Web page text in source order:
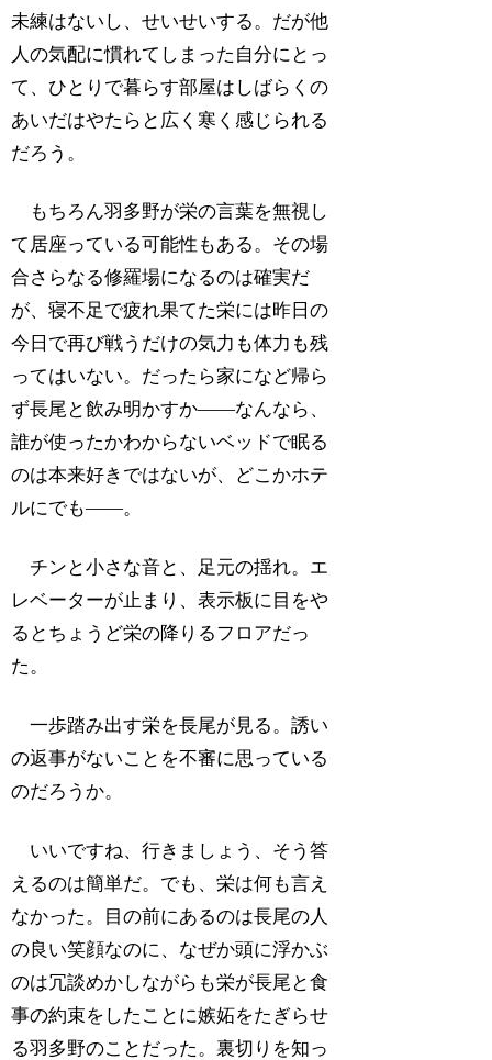
未練はないし、せいせいする。だが他
人の気配に慣れてしまった自分にとっ
て、ひとりで暮らす部屋はしばらくの
あいだはやたらと広く寒く感じられる
だろう。
もちろん羽多野が栄の言葉を無視し
て居座っている可能性もある。その場
合さらなる修羅場になるのは確実だ
が、寝不足で疲れ果てた栄には昨日の
今日で再び戦うだけの気力も体力も残
ってはいない。だったら家になど帰ら
ず長尾と飲み明かすか――なんなら、
誰が使ったかわからないベッドで眠る
のは本来好きではないが、どこかホテ
ルにでも――。
チンと小さな音と、足元の揺れ。エ
レベーターが止まり、表示板に目をや
るとちょうど栄の降りるフロアだっ
た。
一歩踏み出す栄を長尾が見る。誘い
の返事がないことを不審に思っている
のだろうか。
いいですね、行きましょう、そう答
えるのは簡単だ。でも、栄は何も言え
なかった。目の前にあるのは長尾の人
の良い笑顔なのに、なぜか頭に浮かぶ
のは冗談めかしながらも栄が長尾と食
事の約束をしたことに嫉妬をたぎらせ
る羽多野のことだった。裏切りを知っ